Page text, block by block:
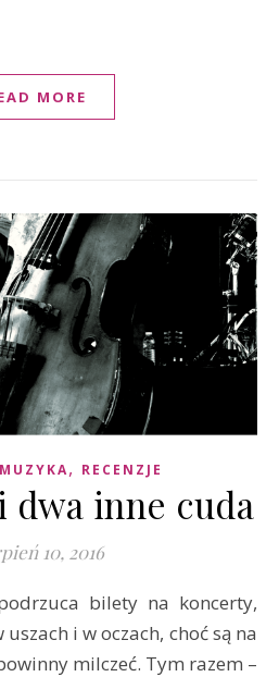
MORE
MUZYKA, RECENZJE
dwa inne cuda
10, 2016
i w oczach, choć są na
milczeć. Tym razem –